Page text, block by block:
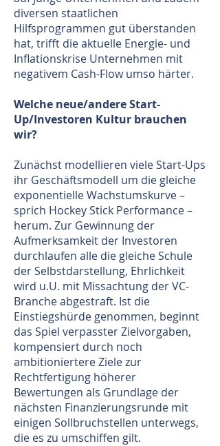
diversen staatlichen
Hilfsprogrammen gut überstanden
hat, trifft die aktuelle Energie- und
Inflationskrise Unternehmen mit
negativem Cash-Flow umso härter.
Welche neue/andere Start-
Up/Investoren Kultur brauchen
wir?
Zunächst modellieren viele Start-Ups
ihr Geschäftsmodell um die gleiche
exponentielle Wachstumskurve –
sprich Hockey Stick Performance –
herum. Zur Gewinnung der
Aufmerksamkeit der Investoren
durchlaufen alle die gleiche Schule
der Selbstdarstellung, Ehrlichkeit
wird u.U. mit Missachtung der VC-
Branche abgestraft. Ist die
Einstiegshürde genommen, beginnt
das Spiel verpasster Zielvorgaben,
kompensiert durch noch
ambitioniertere Ziele zur
Rechtfertigung höherer
Bewertungen als Grundlage der
nächsten Finanzierungsrunde mit
einigen Sollbruchstellen unterwegs,
die es zu umschiffen gilt.